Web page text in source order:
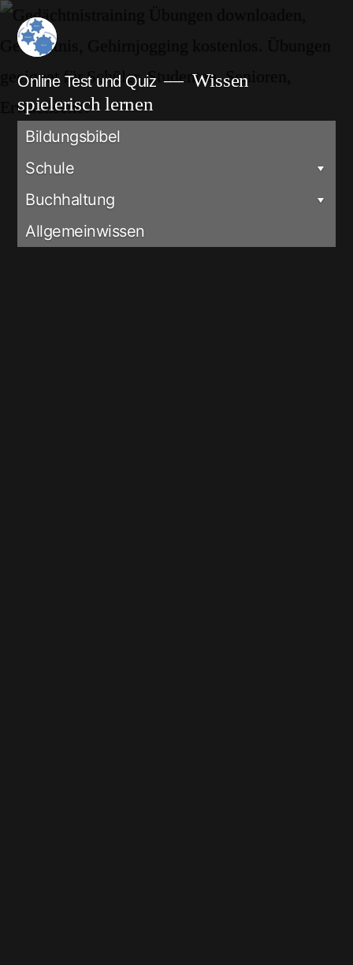
Zum
Inhalt
Online Test und Quiz
Wissen
spielerisch lernen
Bildungsbibel
Schule
Buchhaltung
Allgemeinwissen